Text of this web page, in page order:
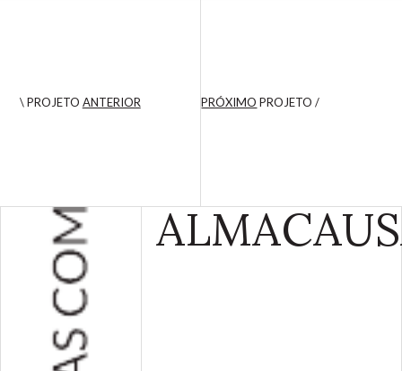
\ PROJETO ANTERIOR PRÓXIMO PROJETO /
ALMA